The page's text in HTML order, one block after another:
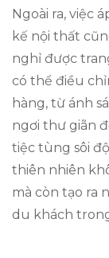
Ngoài ra, việc
kế nội thất
nghỉ được
có thể điều
hàng, từ ánh
ngơi thư giãn
tiệc tùng sôi
thiên nhiên
mà còn tạo ra
du khách